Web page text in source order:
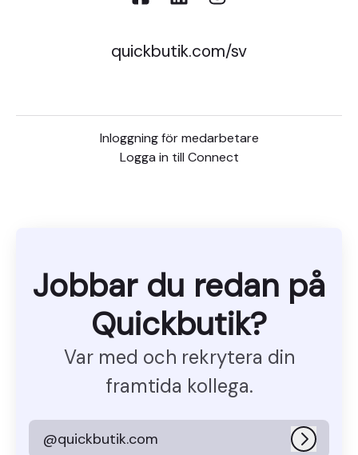
quickbutik.com/sv
Inloggning för medarbetare
Logga in till Connect
Jobbar du redan på
Quickbutik?
Var med och rekrytera din
framtida kollega.
@quickbutik.com Logga